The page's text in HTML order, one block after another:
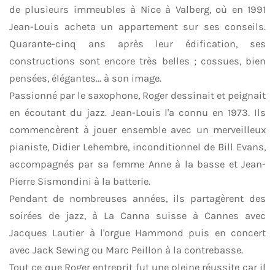
de plusieurs immeubles à Nice à Valberg, où en 1991
Jean-Louis acheta un appartement sur ses conseils.
Quarante-cinq ans après leur édification, ses
constructions sont encore très belles ; cossues, bien
pensées, élégantes… à son image.
Passionné par le saxophone, Roger dessinait et peignait
en écoutant du jazz. Jean-Louis l'a connu en 1973. Ils
commencèrent à jouer ensemble avec un merveilleux
pianiste, Didier Lehembre, inconditionnel de Bill Evans,
accompagnés par sa femme Anne à la basse et Jean-
Pierre Sismondini à la batterie.
Pendant de nombreuses années, ils partagèrent des
soirées de jazz, à La Canna suisse à Cannes avec
Jacques Lautier à l'orgue Hammond puis en concert
avec Jack Sewing ou Marc Peillon à la contrebasse.
Tout ce que Roger entreprit fut une pleine réussite car il